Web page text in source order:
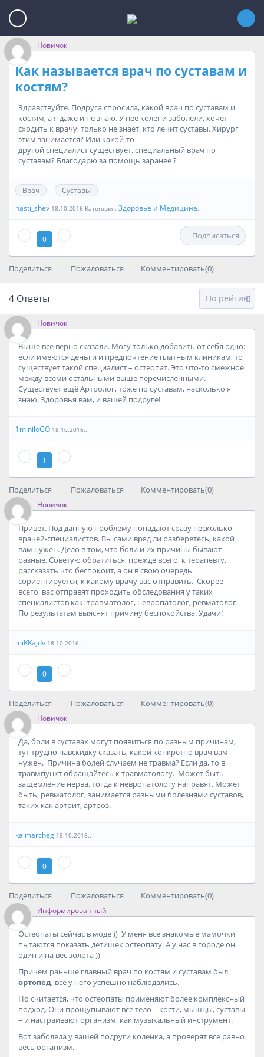
Новичок
Как называется врач по суставам и
костям?
Здравствуйте. Подруга спросила, какой врач по суставам и
костям, а я даже и не знаю. У неё колени заболели, хочет
сходить к врачу, только не знает, кто лечит суставы. Хирург
этим занимается? Или какой-то
другой специалист существует, специальный врач по
суставам? Благодарю за помощь заранее ?
Врач
Суставы
nasti_shev 18.10.2016 Категория: Здоровье и Медицина.
0 Подписаться
Поделиться Пожаловаться Комментировать(0)
4 Ответы
Новичок
Выше все верно сказали. Могу только добавить от себя одно:
если имеются деньги и предпочтение платным клиникам, то
существует такой специалист – остеопат. Это что-то смежное
между всеми остальными выше перечисленными.
Существует ещё Артролог, тоже по суставам, насколько я
знаю. Здоровья вам, и вашей подруге!
1miniloGO 18.10.2016..
1
Поделиться Пожаловаться Комментировать(0)
Новичок
Привет. Под данную проблему попадают сразу несколько
врачей-специалистов. Вы сами вряд ли разберетесь, какой
вам нужен. Дело в том, что боли и их причины бывают
разные. Советую обратиться, прежде всего, к терапевту,
рассказать что беспокоит, а он в свою очередь
сориентируется, к какому врачу вас отправить. Скорее
всего, вас отправят проходить обследования у таких
специалистов как: травматолог, невропатолог, ревматолог.
По результатам выяснят причину беспокойства. Удачи!
miKKajdv 18.10.2016..
0
Поделиться Пожаловаться Комментировать(0)
Новичок
Да, боли в суставах могут появиться по разным причинам,
тут трудно навскидку сказать, какой конкретно врач вам
нужен. Причина болей случаем не травма? Если да, то в
травмпункт обращайтесь к травматологу. Может быть
защемление нерва, тогда к невропатологу направят. Может
быть, ревматолог, занимается разными болезнями суставов,
таких как артрит, артроз.
kalmarcheg 18.10.2016..
0
Поделиться Пожаловаться Комментировать(0)
Информированный
Остеопаты сейчас в моде )) У меня все знакомые мамочки
пытаются показать детишек остеопату. А у нас в городе он
один и на вес золота ))
Причем раньше главный врач по костям и суставам был
ортопед, все у него успешно наблюдались.
Но считается, что остеопаты применяют более комплексный
подход. Они прощупывают все тело – кости, мышцы, суставы
– и настраивают организм, как музыкальный инструмент.
Вот заболела у вашей подруги коленка, а проверят все равно
весь организм.